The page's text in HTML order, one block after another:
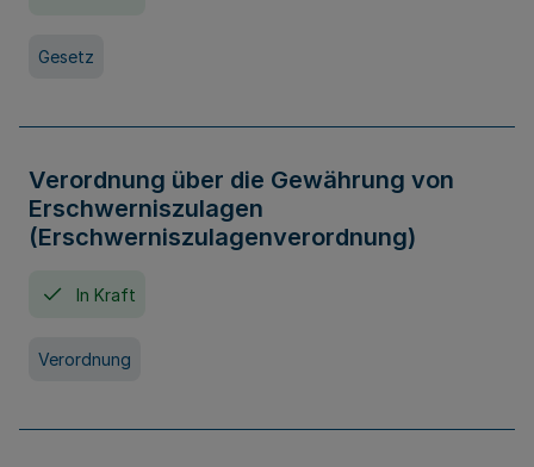
Gesetz
Verordnung über die Gewährung von
Erschwerniszulagen
(Erschwerniszulagenverordnung)
In Kraft
Verordnung